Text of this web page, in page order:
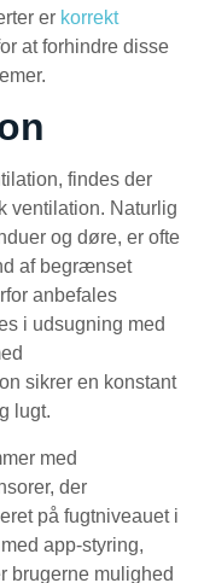
er korrekt
at forhindre disse
findes der
ventilation. Naturlig
og døre, er ofte
af begrænset
anbefales
i udsugning med
sikrer en konstant
lugt.
med
der
på fugtniveauet i
app-styring,
brugerne mulighed